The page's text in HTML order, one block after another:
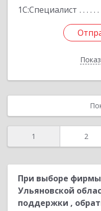
1С:Специалист
1 2
При выборе
Ульяновской
поддержки ,